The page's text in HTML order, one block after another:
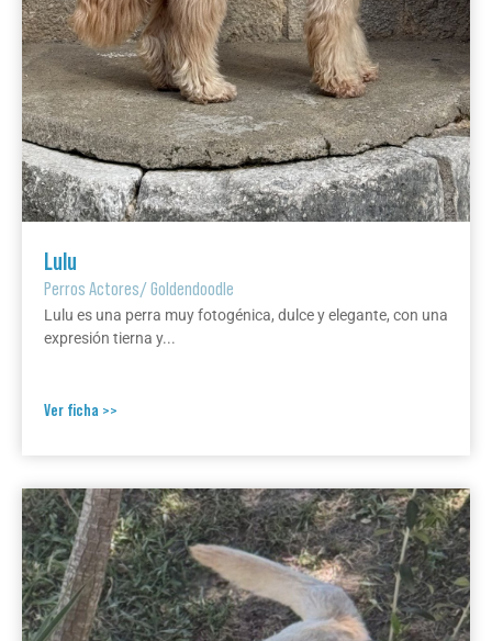
Lulu
Perros Actores/Goldendoodle
Lulu es una perra muy fotogénica, dulce y elegante, con una
expresión tierna y...
Ver ficha >>